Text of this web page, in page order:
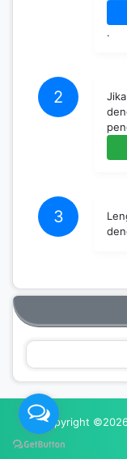
.
2
3
Copyright ©2026